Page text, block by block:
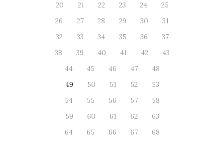
20
21 22 23 24
25
26
27 28 29 30
31
32
33 34 35 36
37
38
39 40 41 42
43
44
45 46 47
48
49
50 51 52
53
54
55 56 57
58
59
60 61 62
63
64
65 66 67
68